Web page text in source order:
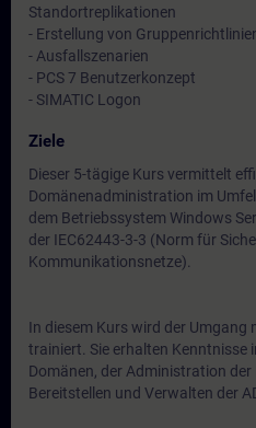
Standortreplikationen
- Erstellung von
- Ausfallszenarien
- PCS 7 Benutzerkonzept
- SIMATIC Logon
Ziele
Dieser 5-tägige Kurs vermittelt
Domänenadministration im
dem Betriebssystem Windows
der IEC62443-3-3 (Norm für
Kommunikationsnetze).
In diesem Kurs wird der Umgang
trainiert. Sie erhalten Kenntnisse
Domänen, der Administration
Bereitstellen und Verwalten der